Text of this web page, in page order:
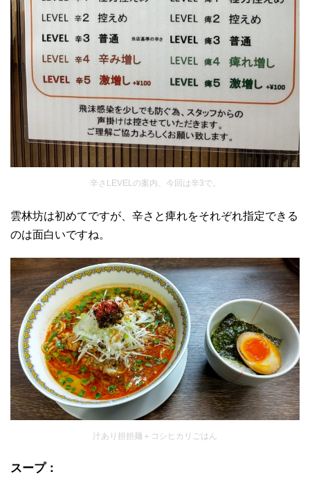
辛さLEVELの案内、今回は辛3で。
雲林坊は初めてですが、辛さと痺れをそれぞれ指定できる
のは面白いですね。
汁あり担担麺＋コシヒカリごはん
スープ：